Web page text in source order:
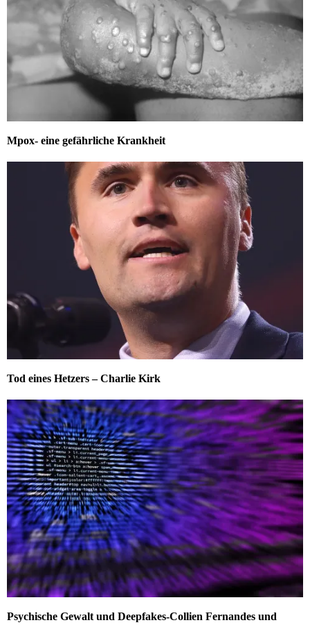
Mpox- eine gefährliche Krankheit
Tod eines Hetzers – Charlie Kirk
Psychische Gewalt und Deepfakes-Collien Fernandes und